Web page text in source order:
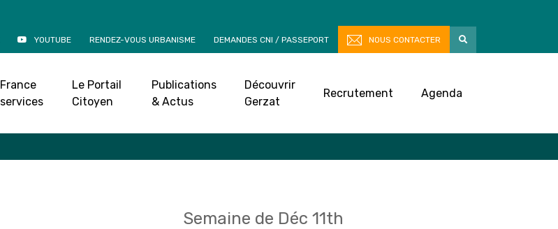
YOUTUBE RENDEZ-VOUS URBANISME DEMANDES CNI / PASSEPORT NOUS CONTACTER
France
services
Le Portail
Citoyen
Publications
& Actus
Découvrir
Gerzat
Recrutement Agenda
Accueil»Agenda
Semaine de Déc 11th